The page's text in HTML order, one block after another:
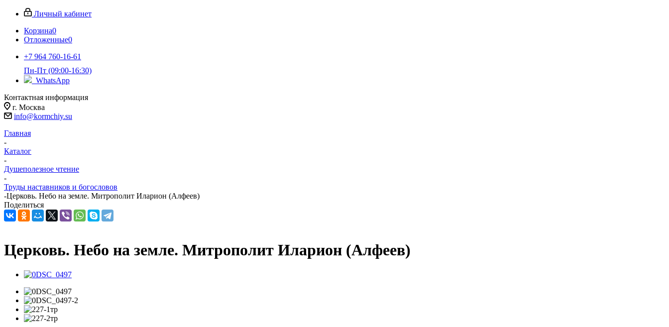
Личный кабинет
Корзина0
Отложенные0
+7 964 760-16-61
Пн-Пт (09:00-16:30)
WhatsApp
Контактная информация
г. Москва
info@kormchiy.su
Главная
-
Каталог
-
Душеполезное чтение
-
Труды наставников и богословов
-Церковь. Небо на земле. Митрополит Иларион (Алфеев)
Поделиться
Церковь. Небо на земле. Митрополит Иларион (Алфеев)